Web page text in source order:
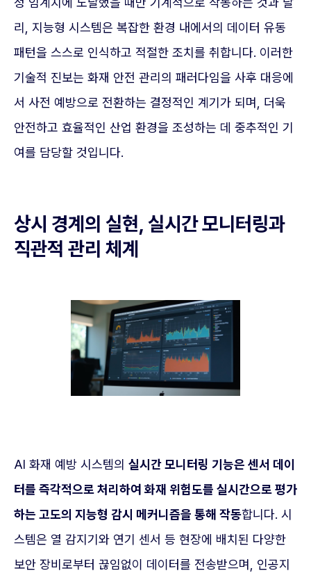
리, 지능형 시스템은 복잡한 환경 내에서의 데이터 유동
패턴을 스스로 인식하고 적절한 조치를 취합니다. 이러한
기술적 진보는 화재 안전 관리의 패러다임을 사후 대응에
서 사전 예방으로 전환하는 결정적인 계기가 되며, 더욱
안전하고 효율적인 산업 환경을 조성하는 데 중추적인 기
여를 담당할 것입니다.
상시 경계의 실현, 실시간 모니터링과
직관적 관리 체계
AI 화재 예방 시스템의 실시간 모니터링 기능은 센서 데이
터를 즉각적으로 처리하여 화재 위험도를 실시간으로 평가
하는 고도의 지능형 감시 메커니즘을 통해 작동합니다. 시
스템은 열 감지기와 연기 센서 등 현장에 배치된 다양한
보안 장비로부터 끊임없이 데이터를 전송받으며, 인공지